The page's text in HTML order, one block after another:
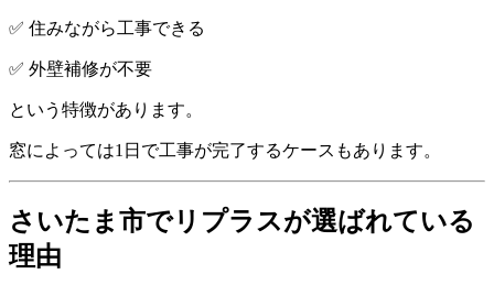
✅ 住みながら工事できる
✅ 外壁補修が不要
という特徴があります。
窓によっては1日で工事が完了するケースもあります。
さいたま市でリプラスが選ばれている
理由